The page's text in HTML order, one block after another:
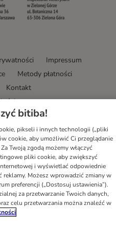
Impressum
Metody płatności
Kontakt
Oświadczenie o dostępności
bitiba!
pikseli i innych technologii („pliki
cookie, aby umożliwić Ci przeglądanie
Twoją zgodą możemy włączyć
pliki cookie, aby zwiększyć
i wyświetlać odpowiednie
reklamy. Możesz wprowadzić zmiany w
preferencji („Dostosuj ustawienia”).
za przetwarzanie Twoich danych,
celu przetwarzania można znaleźć w